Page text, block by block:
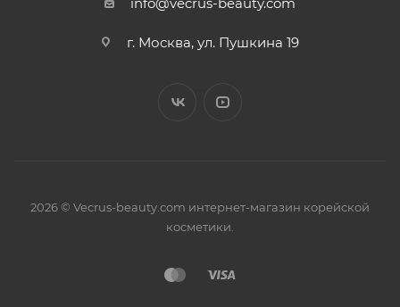
г. Москва, ул. Пушкина 19
2026 © Vecrus-beauty.com интернет-магазин корейской
косметики.